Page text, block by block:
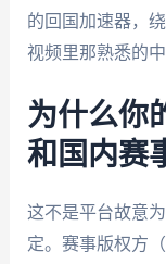
的回国加速器，
视频里那熟悉的
为什么你
和国内赛
这不是平台故意
定。赛事版权方